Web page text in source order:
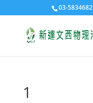
03-5834682
1